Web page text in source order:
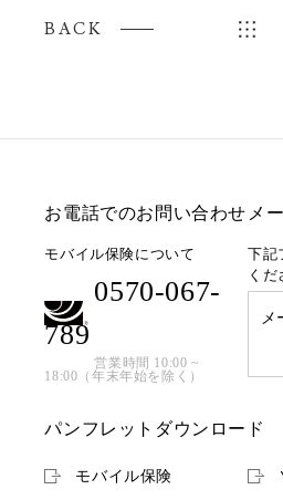
BACK
お電話でのお問い合わせ
モバイル保険について
0570-067-
789
営業時間 10:00 ~
18:00（年末年始を除く）
メ
下記
くだ
パンフレットダウンロード
モバイル保険